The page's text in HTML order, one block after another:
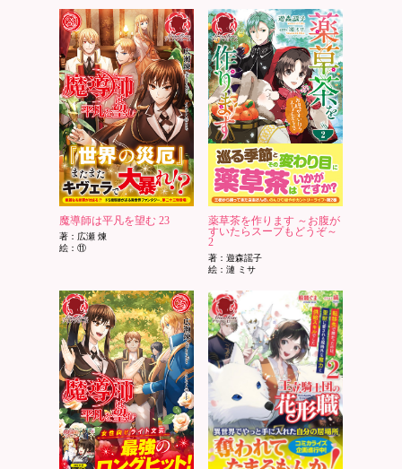
魔導師は平凡を望む 23
著：広瀬 煉
絵：⑪
薬草茶を作ります ～お腹が
すいたらスープもどうぞ～
2
著：遊森謡子
絵：漣 ミサ